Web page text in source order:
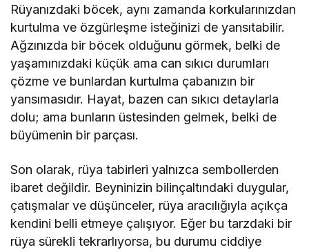
Rüyanızdaki böcek, aynı zamanda korkularınızdan
kurtulma ve özgürleşme isteğinizi de yansıtabilir.
Ağzınızda bir böcek olduğunu görmek, belki de
yaşamınızdaki küçük ama can sıkıcı durumları
çözme ve bunlardan kurtulma çabanızın bir
yansımasıdır. Hayat, bazen can sıkıcı detaylarla
dolu; ama bunların üstesinden gelmek, belki de
büyümenin bir parçası.
Son olarak, rüya tabirleri yalnızca sembollerden
ibaret değildir. Beyninizin bilinçaltındaki duygular,
çatışmalar ve düşünceler, rüya aracılığıyla açıkça
kendini belli etmeye çalışıyor. Eğer bu tarzdaki bir
rüya sürekli tekrarlıyorsa, bu durumu ciddiye